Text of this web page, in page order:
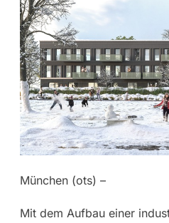
München (ots) –
Mit dem Aufbau einer